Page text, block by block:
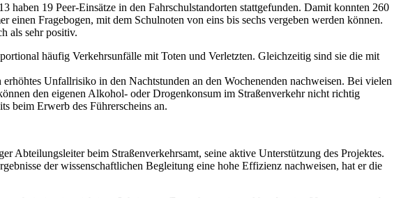
19 Peer-Einsätze in den Fahrschulstandorten stattgefunden. Damit konnten 260
Fragebogen, mit dem Schulnoten von eins bis sechs vergeben werden können.
als sehr positiv.
häufig Verkehrsunfälle mit Toten und Verletzten. Gleichzeitig sind sie die mit
Unfallrisiko in den Nachtstunden an den Wochenenden nachweisen. Bei vielen
den eigenen Alkohol- oder Drogenkonsum im Straßenverkehr nicht richtig
beim Erwerb des Führerscheins an.
Abteilungsleiter beim Straßenverkehrsamt, seine aktive Unterstützung des Projektes.
der wissenschaftlichen Begleitung eine hohe Effizienz nachweisen, hat er die